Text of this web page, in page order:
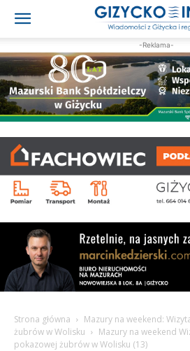
-Reklama-
Strona główna
Mazury na weekend:
żubrów w Wolisku
Mazury na weekend
pokazowej żubrów w Wolisku (13)